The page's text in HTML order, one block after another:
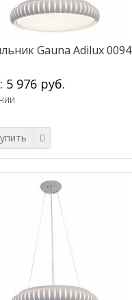
Gauna Adilux 0094
5 976 руб.